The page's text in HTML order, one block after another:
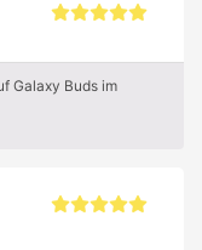
Galaxy Buds im